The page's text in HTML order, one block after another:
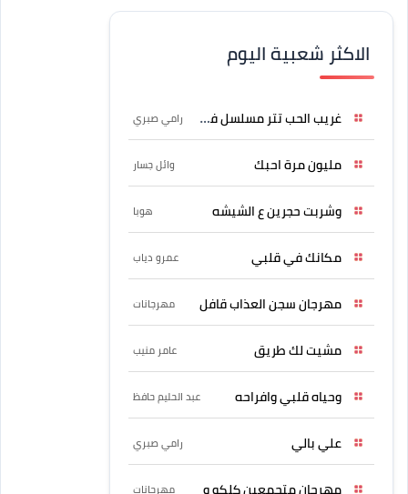
الاكثر شعبية اليوم
غريب الحب تتر مسلسل فرصة رامي صبري
مليون مرة احبك وائل جسار
وشربت حجرين ع الشيشه هوبا
مكانك في قلبي عمرو دياب
مهرجان سجن العذاب قافل مهرجانات
مشيت لك طريق عامر منيب
وحياه قلبي وافراحه عبد الحليم حافظ
علي بالي رامي صبري
مهرجان متجمعين كلكو و مهرجانات